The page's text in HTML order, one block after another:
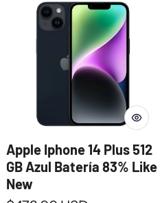
Apple Iphone 14 Plus 512
GB Azul Batería 83% Like
New